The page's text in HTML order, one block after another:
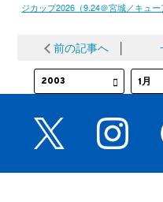
ジカップ2026（9.24＠宮城／キュ
前の記事へ